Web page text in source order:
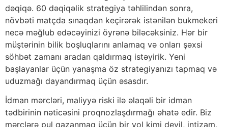
dəqiqə. 60 dəqiqəlik strategiya təhlilindən sonra,
növbəti matçda sınaqdan keçirərək istənilən bukmekeri
necə məğlub edəcəyinizi öyrənə biləcəksiniz. Hər bir
müştərinin bilik boşluqlarını anlamaq və onları şəxsi
söhbət zamanı aradan qaldırmaq istəyirik. Yeni
başlayanlar üçün yanaşma öz strategiyanızı tapmaq və
uduzmağı dayandırmaq üçün əsasdır.
İdman mərcləri, maliyyə riski ilə əlaqəli bir idman
tədbirinin nəticəsini proqnozlaşdırmağı əhatə edir. Biz
mərclərə pul qazanmaq üçün bir yol kimi deyil, intizam,